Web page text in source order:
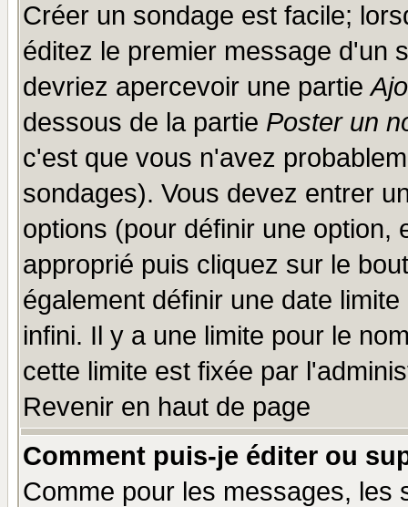
Créer un sondage est facile;
éditez le premier message d'un
devriez apercevoir une partie
dessous de la partie Poster un
c'est que vous n'avez
sondages). Vous devez entrer
options (pour définir une option,
approprié puis cliquez sur le
également définir une date
infini. Il y a une limite pour le
cette limite est fixée par
Revenir en haut de page
Comment puis-je éditer ou
Comme pour les messages, les